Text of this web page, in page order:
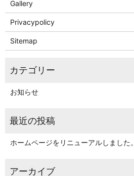
Gallery
Privacypolicy
Sitemap
お知らせ
ホームページをリニューアルしました。